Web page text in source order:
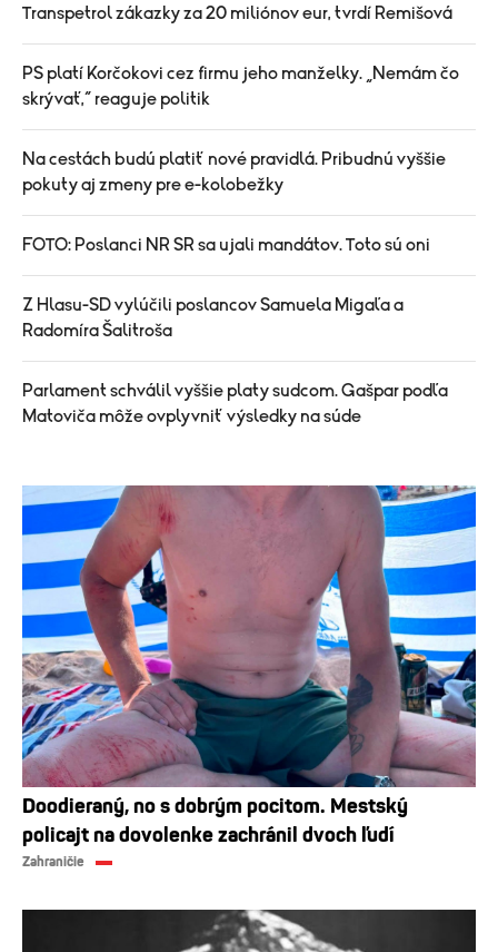
Transpetrol zákazky za 20 miliónov eur, tvrdí Remišová
PS platí Korčokovi cez firmu jeho manželky. „Nemám čo
skrývať,“ reaguje politik
Na cestách budú platiť nové pravidlá. Pribudnú vyššie
pokuty aj zmeny pre e-kolobežky
FOTO: Poslanci NR SR sa ujali mandátov. Toto sú oni
Z Hlasu-SD vylúčili poslancov Samuela Migaľa a
Radomíra Šalitroša
Parlament schválil vyššie platy sudcom. Gašpar podľa
Matoviča môže ovplyvniť výsledky na súde
Doodieraný, no s dobrým pocitom. Mestský
policajt na dovolenke zachránil dvoch ľudí
Zahraničie